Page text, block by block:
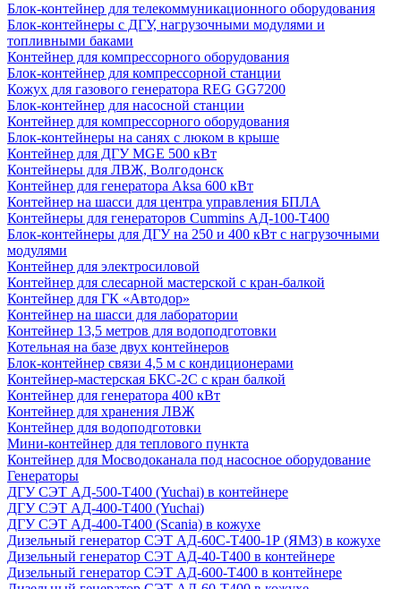
Блок-контейнер для телекоммуникационного оборудования
Блок-контейнеры с ДГУ, нагрузочными модулями и
топливными баками
Контейнер для компрессорного оборудования
Блок-контейнер для компрессорной станции
Кожух для газового генератора REG GG7200
Блок-контейнер для насосной станции
Контейнер для компрессорного оборудования
Блок-контейнеры на санях с люком в крыше
Контейнер для ДГУ MGE 500 кВт
Контейнеры для ЛВЖ, Волгодонск
Контейнер для генератора Aksa 600 кВт
Контейнер на шасси для центра управления БПЛА
Контейнеры для генераторов Cummins АД-100-Т400
Блок-контейнеры для ДГУ на 250 и 400 кВт с нагрузочными
модулями
Контейнер для электросиловой
Контейнер для слесарной мастерской с кран-балкой
Контейнер для ГК «Автодор»
Контейнер на шасси для лаборатории
Контейнер 13,5 метров для водоподготовки
Котельная на базе двух контейнеров
Блок-контейнер связи 4,5 м с кондиционерами
Контейнер-мастерская БКС-2С с кран балкой
Контейнер для генератора 400 кВт
Контейнер для хранения ЛВЖ
Контейнер для водоподготовки
Мини-контейнер для теплового пункта
Контейнер для Мосводоканала под насосное оборудование
Генераторы
ДГУ СЭТ АД-500-Т400 (Yuchai) в контейнере
ДГУ СЭТ АД-400-Т400 (Yuchai)
ДГУ СЭТ АД-400-Т400 (Scania) в кожухе
Дизельный генератор СЭТ АД-60С-Т400-1Р (ЯМЗ) в кожухе
Дизельный генератор СЭТ АД-40-Т400 в контейнере
Дизельный генератор СЭТ АД-600-Т400 в контейнере